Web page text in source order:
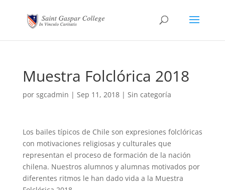
Muestra Folclórica 2018
por sgcadmin | Sep 11, 2018| Sin categoría
Los bailes típicos de Chile son expresiones folclóricas
con motivaciones religiosas y culturales que
representan el proceso de formación de la nación
chilena. Nuestros alumnos y alumnas motivados por
diferentes ritmos le han dado vida a la Muestra